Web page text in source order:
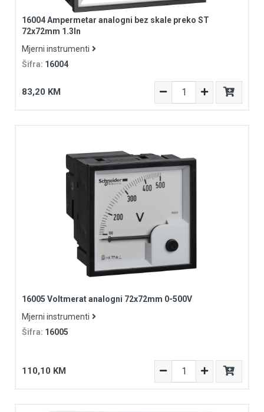
16004 Ampermetar analogni bez skale preko ST
72x72mm 1.3In
Mjerni instrumenti
Šifra: 16004
83,20 KM
16005 Voltmerat analogni 72x72mm 0-500V
Mjerni instrumenti
Šifra: 16005
110,10 KM